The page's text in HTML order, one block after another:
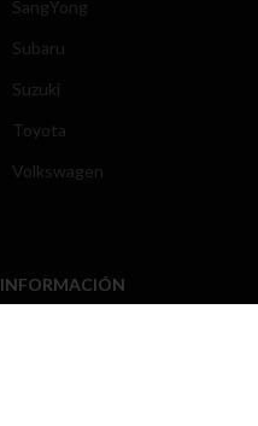
SangYong
Subaru
Suzuki
Toyota
Volkswagen
INFORMACIÓN